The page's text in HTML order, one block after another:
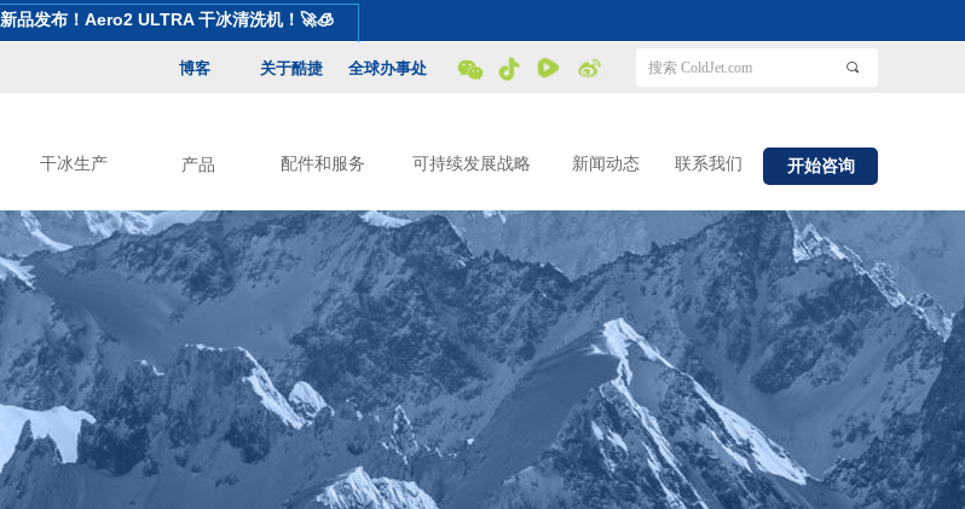
博客 关于酷捷 全球办事处 끠
新品发布！Aero2 ULTRA 干冰清洗机！🚀🧊
开始咨询
干冰生产 产品 配件和服务 新闻动态 联系我们
可持续发展战略